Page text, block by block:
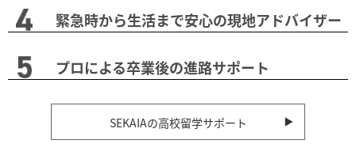
緊急時から生活まで安心の現地アドバイザー
プロによる卒業後の進路サポート
SEKAIAの高校留学サポート